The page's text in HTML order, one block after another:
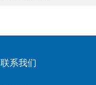
联系我们